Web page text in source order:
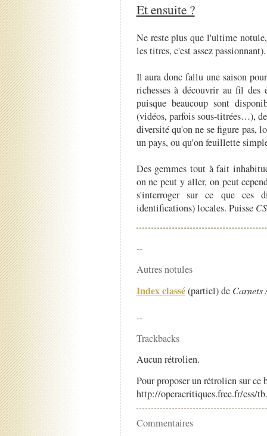
Et ensuite ?
Ne reste plus que l'ultime
les titres, c'est assez passionnant).
Il aura donc fallu une saison
richesses à découvrir au fil
puisque beaucoup sont
(vidéos, parfois sous-titrées…),
diversité qu'on ne se figure pas,
un pays, ou qu'on feuillette
Des gemmes tout à fait
on ne peut y aller, on peut
s'interroger sur ce que ces
identifications) locales. Puisse
--
Autres notules
Index classé(partiel) de Carnets
--
Trackbacks
Aucun rétrolien.
Pour proposer un rétrolien sur
http://operacritiques.free.fr/css/
Commentaires